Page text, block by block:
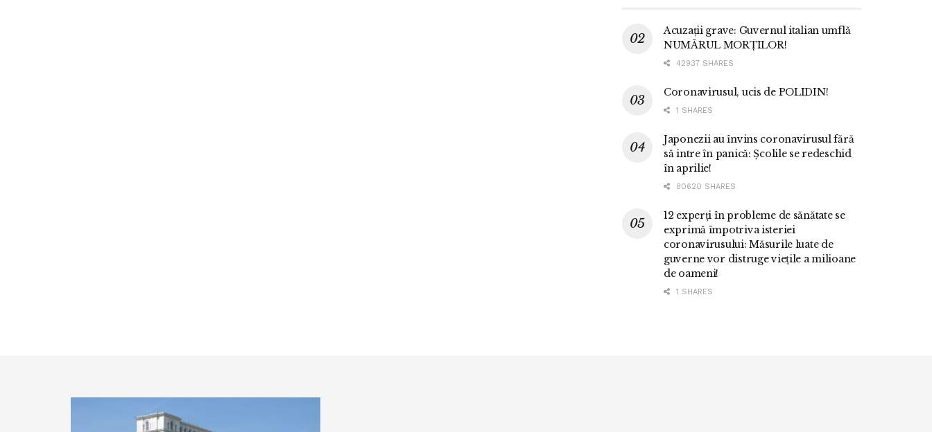
Acuzații grave: Guvernul italian umflă
NUMĂRUL MORȚILOR!
42937 SHARES
Coronavirusul, ucis de POLIDIN!
1 SHARES
Japonezii au învins coronavirusul fără
să intre în panică: Școlile se redeschid
în aprilie!
80620 SHARES
12 experți în probleme de sănătate se
exprimă împotriva isteriei
coronavirusului: Măsurile luate de
guverne vor distruge viețile a milioane
de oameni!
1 SHARES